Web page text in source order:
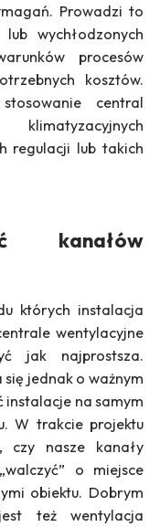
Prowadzi to
wychłodzonych
procesów
kosztów.
central
regulacji lub takich
kanałów
których instalacja
wentylacyjne
jak najprostsza.
jednak o ważnym
instalacje na samym
W trakcie projektu
czy nasze kanały
o miejsce
obiektu. Dobrym
też wentylacja